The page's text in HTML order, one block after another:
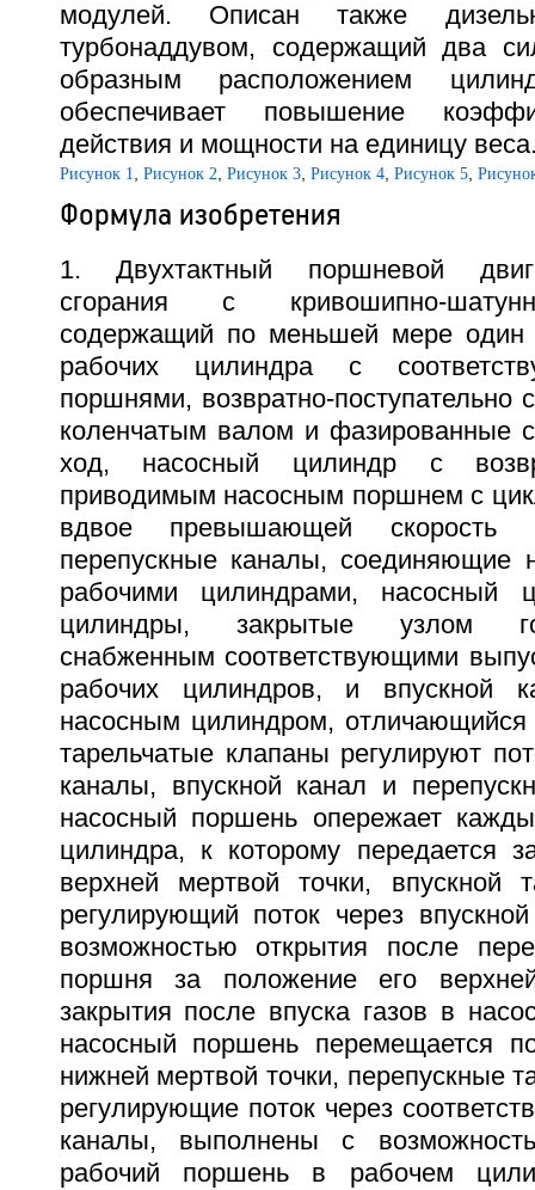
модулей. Описан также
турбонаддувом, содержащий два
образным расположением
обеспечивает повышение
действия и мощности на единицу
Рисунок 1 Рисунок 2 Рисунок 3, Рисунок 4, Рисунок 5,
Формула изобретения
1. Двухтактный поршневой
сгорания с кривошипно-
содержащий по меньшей мере
рабочих цилиндра с
поршнями, возвратно-
коленчатым валом и фазированные
ход, насосный цилиндр с
приводимым насосным поршнем с
вдвое превышающей скорость
перепускные каналы, соединяющие
рабочими цилиндрами, насосный
цилиндры, закрытые узлом
снабженным соответствующими
рабочих цилиндров, и впускной
насосным цилиндром,
тарельчатые клапаны регулируют
каналы, впускной канал и
насосный поршень опережает
цилиндра, к которому передается
верхней мертвой точки, впускной
регулирующий поток через
возможностью открытия после
поршня за положение его
закрытия после впуска газов в
насосный поршень перемещается
нижней мертвой точки, перепускные
регулирующие поток через
каналы, выполнены с
рабочий поршень в рабочем